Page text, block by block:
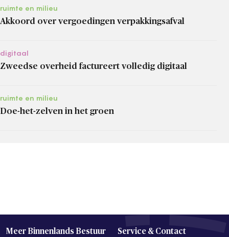
ruimte en milieu
Akkoord over vergoedingen verpakkingsafval
digitaal
Zweedse overheid factureert volledig digitaal
ruimte en milieu
Doe-het-zelven in het groen
Meer Binnenlands Bestuur Service & Contact